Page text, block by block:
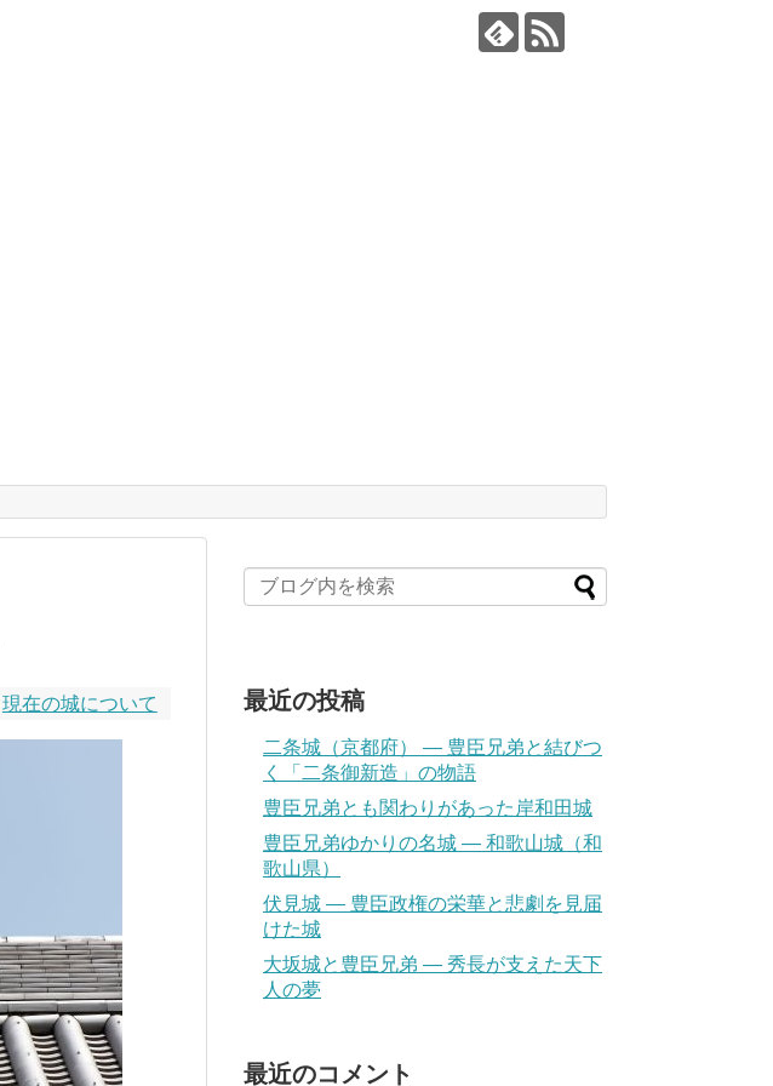
現在の城について 最近の投稿
二条城（京都府） ― 豊臣兄弟と結びつ
く「二条御新造」の物語
豊臣兄弟とも関わりがあった岸和田城
豊臣兄弟ゆかりの名城 ― 和歌山城（和
歌山県）
伏見城 ― 豊臣政権の栄華と悲劇を見届
けた城
大坂城と豊臣兄弟 ― 秀長が支えた天下
人の夢
最近のコメント